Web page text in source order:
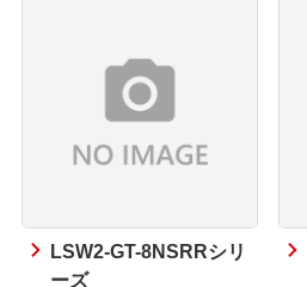
LSW2-GT-8NSRRシリ
ーズ